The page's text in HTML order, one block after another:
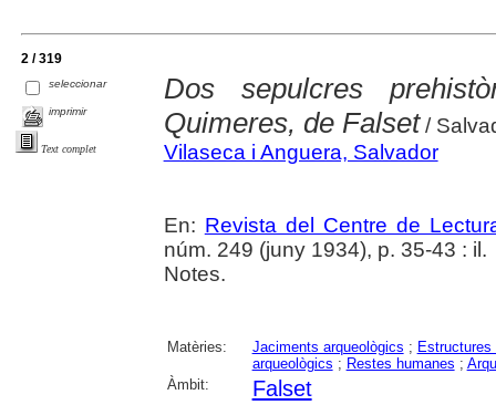
2 / 319
seleccionar
imprimir
Text complet
Dos sepulcres
Quimeres, de Falset/
Vilaseca i Anguera, Salvador
En: Revista del Centre de
núm. 249 (juny 1934), p. 35-43 : il.
Notes.
Matèries: Jaciments arqueològics ; Estructures
arqueològics ; Restes humanes ;
Àmbit:
Falset